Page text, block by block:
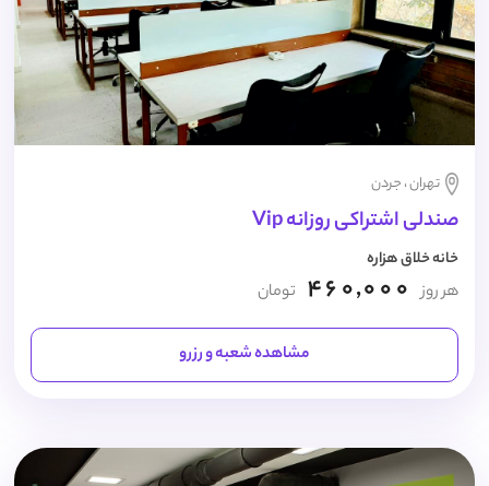
تهران ، جردن
صندلی اشتراکی روزانه Vip
خانه خلاق هزاره
هر روز 460,000 تومان
مشاهده شعبه و رزرو